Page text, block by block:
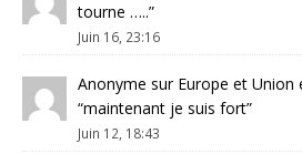
tourne …..”
Juin 16, 23:16
Anonyme sur Europe et Union
“maintenant je suis fort”
Juin 12, 18:43